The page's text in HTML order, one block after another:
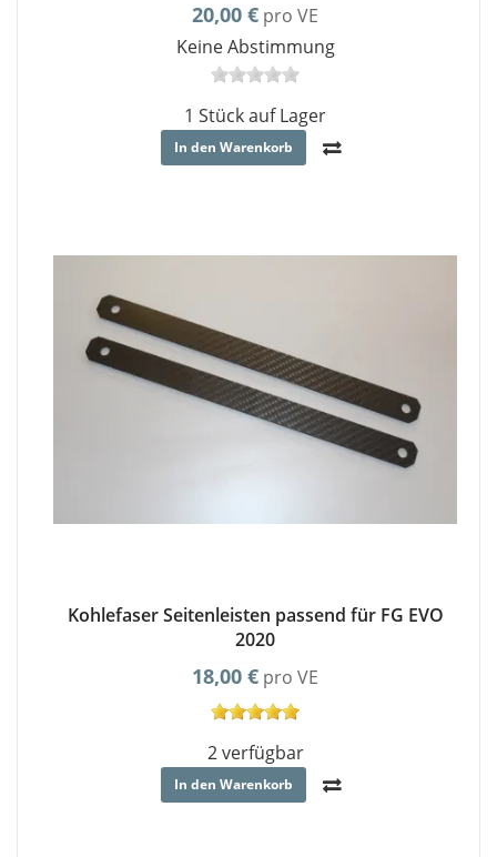
20,00 € pro VE
Keine Abstimmung
1 Stück auf Lager
In den Warenkorb
Kohlefaser Seitenleisten passend für FG EVO
2020
18,00 € pro VE
2 verfügbar
In den Warenkorb